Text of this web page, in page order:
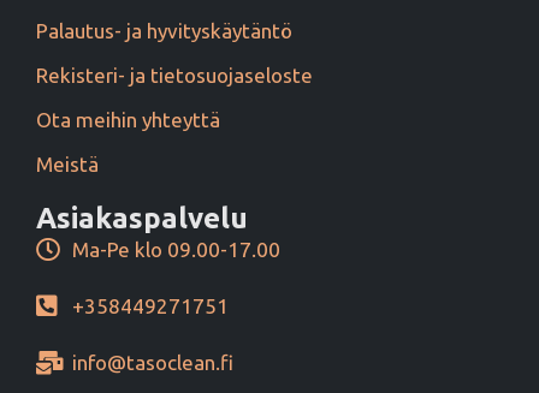
Palautus- ja hyvityskäytäntö
Rekisteri- ja tietosuojaseloste
Ota meihin yhteyttä
Meistä
Asiakaspalvelu
Ma-Pe klo 09.00-17.00
+358449271751
info@tasoclean.fi